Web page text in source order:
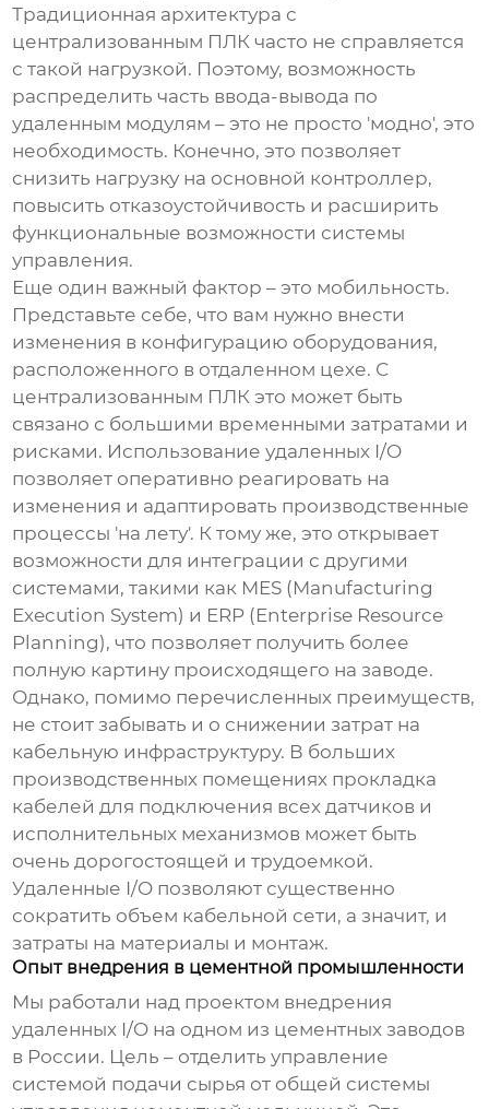
Традиционная архитектура с
централизованным ПЛК часто не справляется
с такой нагрузкой. Поэтому, возможность
распределить часть ввода-вывода по
удаленным модулям – это не просто 'модно', это
необходимость. Конечно, это позволяет
снизить нагрузку на основной контроллер,
повысить отказоустойчивость и расширить
функциональные возможности системы
управления.
Еще один важный фактор – это мобильность.
Представьте себе, что вам нужно внести
изменения в конфигурацию оборудования,
расположенного в отдаленном цехе. С
централизованным ПЛК это может быть
связано с большими временными затратами и
рисками. Использование удаленных I/O
позволяет оперативно реагировать на
изменения и адаптировать производственные
процессы 'на лету'. К тому же, это открывает
возможности для интеграции с другими
системами, такими как MES (Manufacturing
Execution System) и ERP (Enterprise Resource
Planning), что позволяет получить более
полную картину происходящего на заводе.
Однако, помимо перечисленных преимуществ,
не стоит забывать и о снижении затрат на
кабельную инфраструктуру. В больших
производственных помещениях прокладка
кабелей для подключения всех датчиков и
исполнительных механизмов может быть
очень дорогостоящей и трудоемкой.
Удаленные I/O позволяют существенно
сократить объем кабельной сети, а значит, и
затраты на материалы и монтаж.
Опыт внедрения в цементной промышленности
Мы работали над проектом внедрения
удаленных I/O на одном из цементных заводов
в России. Цель – отделить управление
системой подачи сырья от общей системы